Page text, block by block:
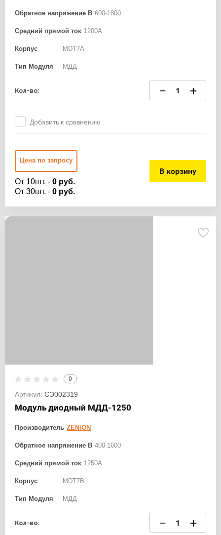
Обратное напряжение В 600-1800
Средний прямой ток 1200А
Корпус MDT7A
Тип Модуля МДД
Кол-во: − +
Добавить к сравнению
Цена по запросу
От 10шт. - 0 руб.
От 30шт. - 0 руб.
В корзину
0
Артикул: СЭ002319
Модуль диодный МДД-1250
Производитель ZENiON
Обратное напряжение В 400-1600
Средний прямой ток 1250А
Корпус MDT7B
Тип Модуля МДД
Кол-во: − +